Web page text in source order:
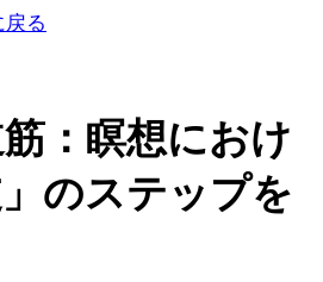
る
：瞑想におけ
のステップを